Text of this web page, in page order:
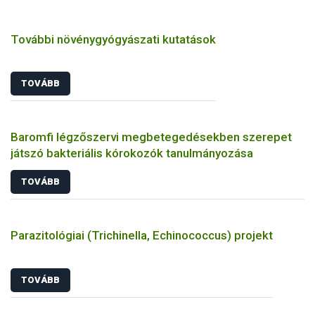
További növénygyógyászati kutatások
TOVÁBB
Baromfi légzőszervi megbetegedésekben szerepet
játszó bakteriális kórokozók tanulmányozása
TOVÁBB
Parazitológiai (Trichinella, Echinococcus) projekt
TOVÁBB